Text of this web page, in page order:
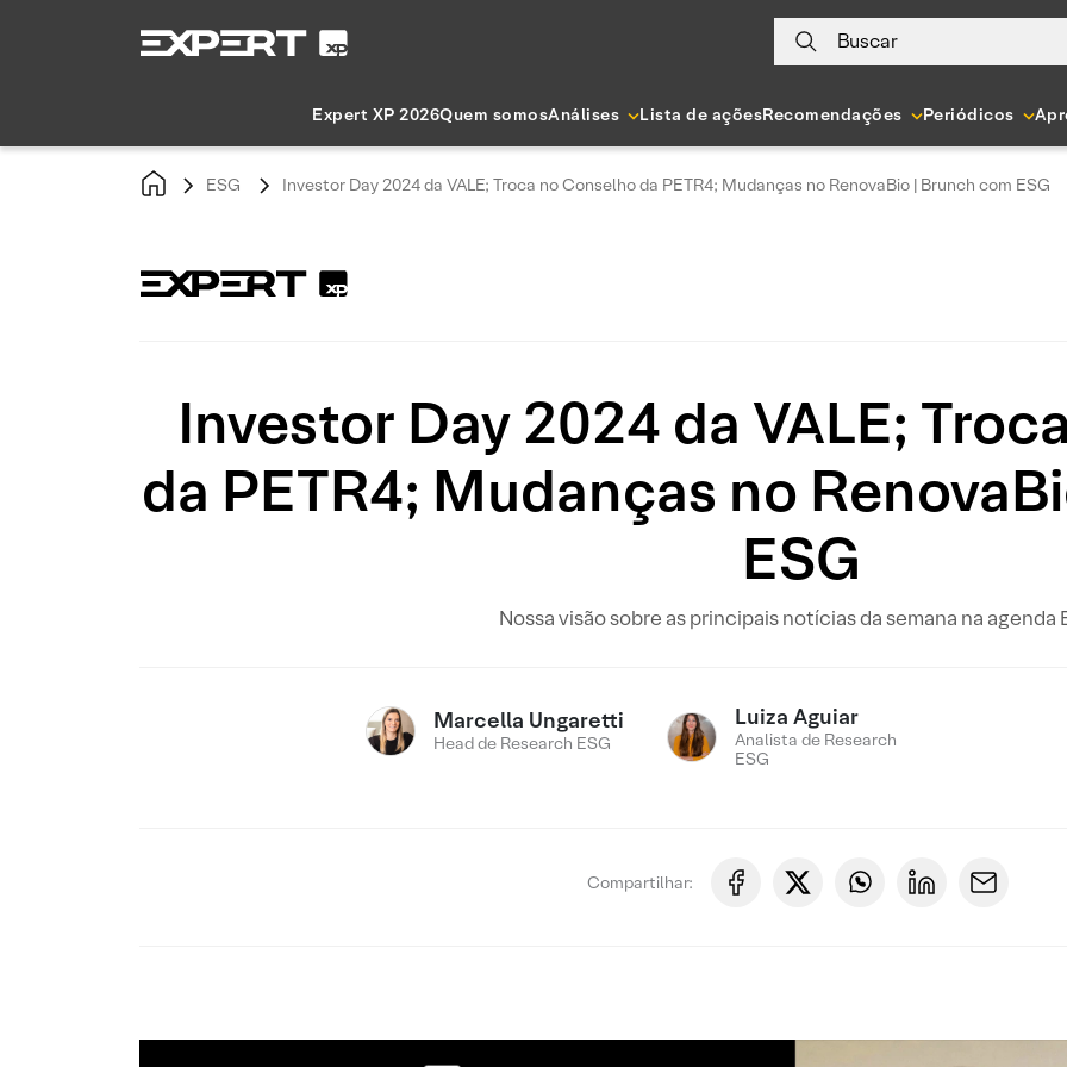
Buscar
Expert XP 2026Quem somosAnálises Lista de açõesRecomendações Periódicos
ESG Investor Day 2024 da VALE; Troca no Conselho da PETR4; Mudanças no RenovaBio | Brunch com ESG
Investor Day 2024 da VALE;
da PETR4; Mudanças no
ESG
Nossa visão sobre as principais notícias da semana na agenda
Marcella Ungaretti
Head de Research ESG
Luiza Aguiar
Analista de Research
ESG
Compartilhar: